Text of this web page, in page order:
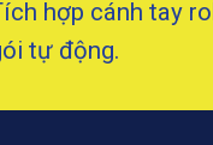
hợp cánh tay
tự động.